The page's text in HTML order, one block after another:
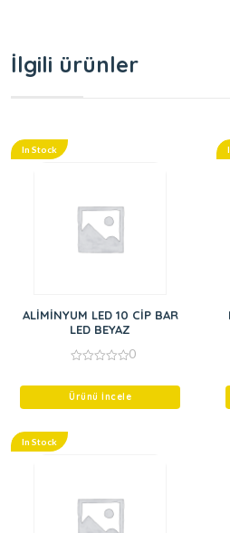
İlgili ürünler
In Stock
ALİMİNYUM LED 10 CİP BAR
LED BEYAZ
of
0
Ürünü İncele
In Stock